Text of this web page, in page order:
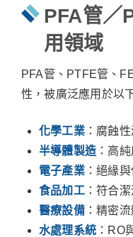
PFA管／
用領域
PFA管、PTFE管、
性，被廣泛應用於以
化學工業：腐蝕
半導體製造 ：高
電子產業：絕緣
食品加工：符合
醫療設備：精密流
水處理系統 ：RO